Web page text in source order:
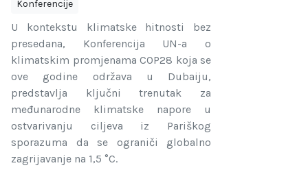
Konferencije
U kontekstu klimatske hitnosti bez
presedana, Konferencija UN-a o
klimatskim promjenama COP28 koja se
ove godine održava u Dubaiju,
predstavlja ključni trenutak za
međunarodne klimatske napore u
ostvarivanju ciljeva iz Pariškog
sporazuma da se ograniči globalno
zagrijavanje na 1,5 °C.